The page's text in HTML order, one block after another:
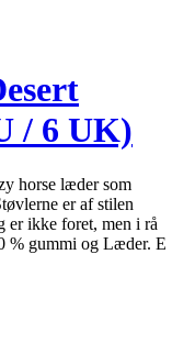
/ 6 UK)
horse læder som
er af stilen
er ikke foret, men i rå
% gummi og Læder. E